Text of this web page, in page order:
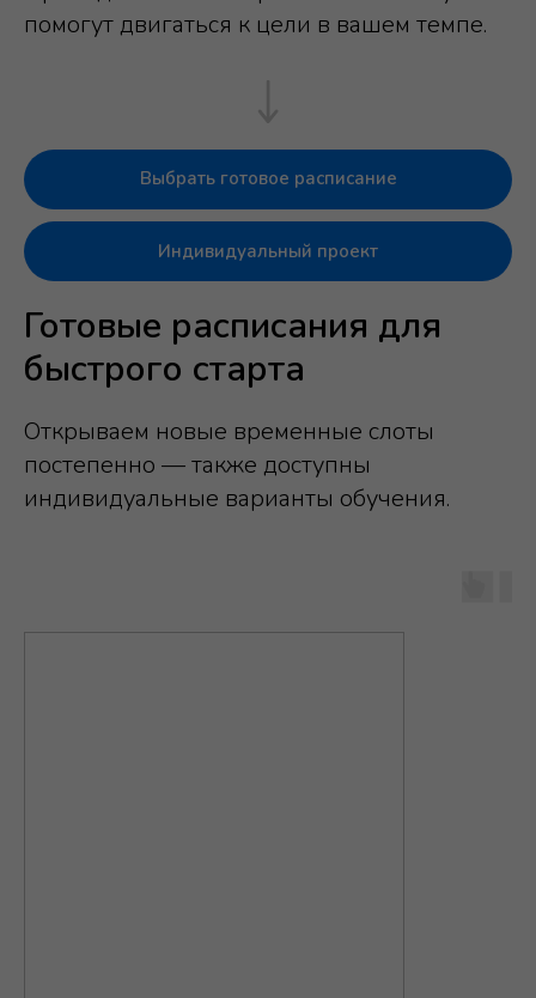
помогут двигаться к цели в вашем темпе.
Выбрать готовое расписание
Индивидуальный проект
Готовые расписания для
быстрого старта
Открываем новые временные слоты
постепенно — также доступны
индивидуальные варианты обучения.